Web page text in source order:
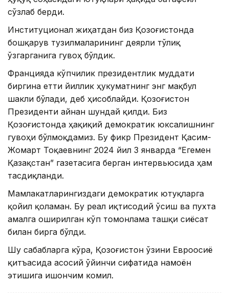
сўзлаб берди.
Институционал жиҳатдан биз Қозоғистонда
бошқарув тузилмаларининг деярли тўлиқ
ўзгарганига гувоҳ бўлдик.
Францияда кўпчилик президентлик муддати
биргина етти йиллик ҳукуматнинг энг мақбул
шакли бўлади, деб ҳисоблайди. Қозоғистон
Президенти айнан шундай қилди. Биз
Қозоғистонда ҳақиқий демократик юксалишнинг
гувоҳи бўлмоқдамиз. Бу фикр Президент Қасим-
Жомарт Тоқаевнинг 2024 йил 3 январда “Егемен
Қазақстан” газетасига берган интервьюсида ҳам
тасдиқланди.
Мамлакатларингиздаги демократик ютуқларга
қойил қоламан. Бу реал иқтисодий ўсиш ва пухта
амалга оширилган кўп томонлама ташқи сиёсат
билан бирга бўлди.
Шу сабабларга кўра, Қозоғистон ўзини Евроосиё
қитъасида асосий ўйинчи сифатида намоён
этишига ишончим комил.